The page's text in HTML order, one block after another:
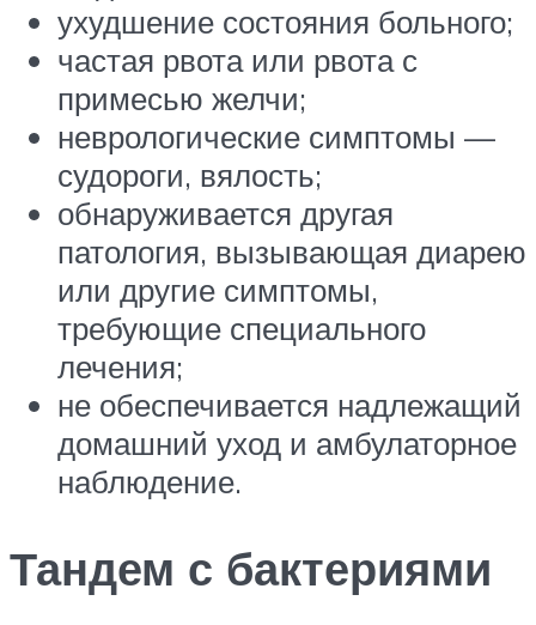
ухудшение состояния больного;
частая рвота или рвота с
примесью желчи;
неврологические симптомы —
судороги, вялость;
обнаруживается другая
патология, вызывающая диарею
или другие симптомы,
требующие специального
лечения;
не обеспечивается надлежащий
домашний уход и амбулаторное
наблюдение.
Тандем с бактериями